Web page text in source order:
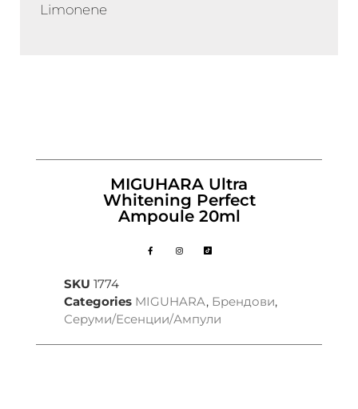
Limonene
MIGUHARA Ultra
Whitening Perfect
Ampoule 20ml
SKU 1774
Categories MIGUHARA, Брендови,
Серуми/Есенции/Ампули